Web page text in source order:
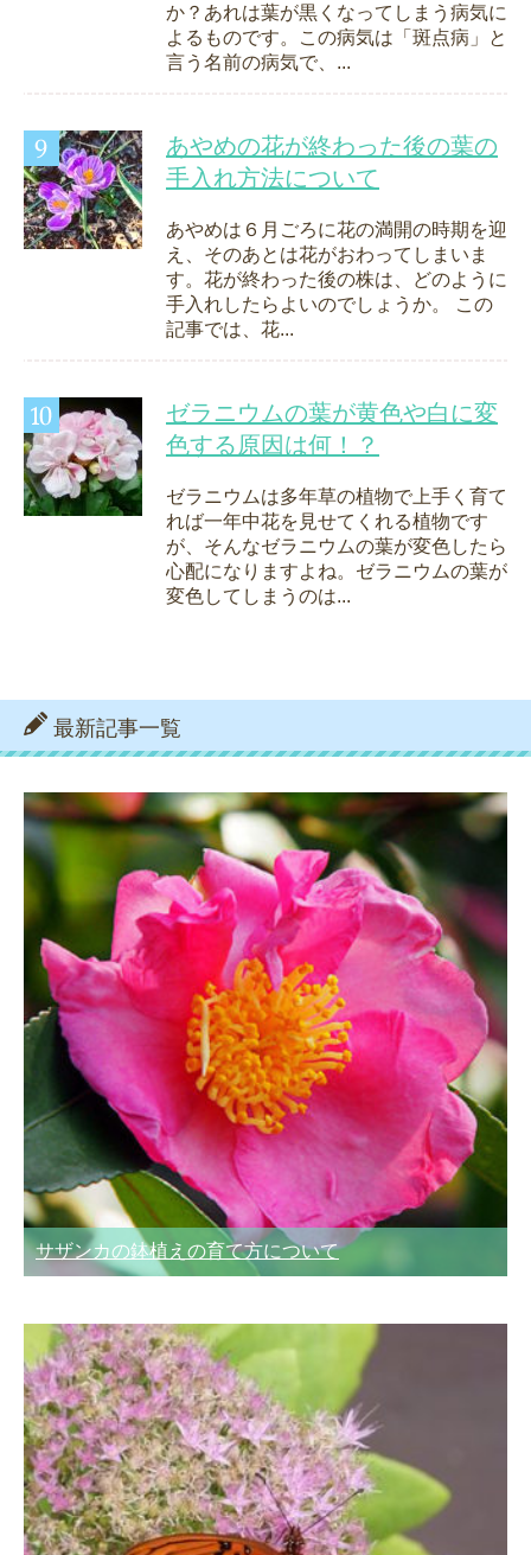
か？あれは葉が黒くなってしまう病気に
よるものです。この病気は「斑点病」と
言う名前の病気で、...
あやめの花が終わった後の葉の
手入れ方法について
あやめは６月ごろに花の満開の時期を迎
え、そのあとは花がおわってしまいま
す。花が終わった後の株は、どのように
手入れしたらよいのでしょうか。 この
記事では、花...
ゼラニウムの葉が黄色や白に変
色する原因は何！？
ゼラニウムは多年草の植物で上手く育て
れば一年中花を見せてくれる植物です
が、そんなゼラニウムの葉が変色したら
心配になりますよね。ゼラニウムの葉が
変色してしまうのは...
最新記事一覧
サザンカの鉢植えの育て方について